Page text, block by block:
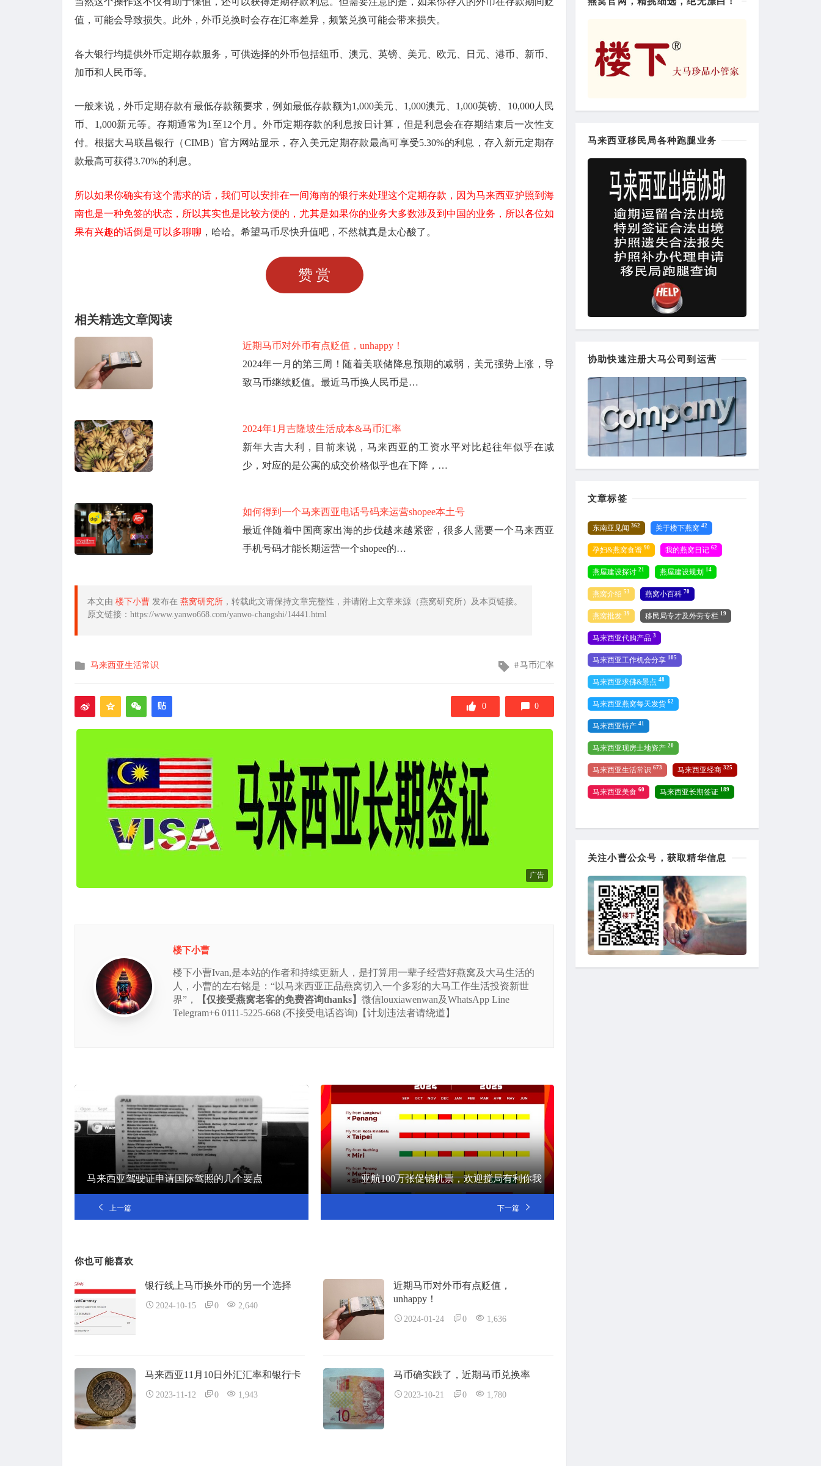
值，可能会导致损失。此外，外币兑换时会存在汇率差异，频繁兑换可能会带来损失。
各大银行均提供外币定期存款服务，可供选择的外币包括纽币、澳元、英镑、美元、欧元、日元、港币、新币、
加币和人民币等。
一般来说，外币定期存款有最低存款额要求，例如最低存款额为1,000美元、1,000澳元、1,000英镑、10,000人民
币、1,000新元等。存期通常为1至12个月。外币定期存款的利息按日计算，但是利息会在存期结束后一次性支
付。根据大马联昌银行（CIMB）官方网站显示，存入美元定期存款最高可享受5.30%的利息，存入新元定期存
款最高可获得3.70%的利息。
所以如果你确实有这个需求的话，我们可以安排在一间海南的银行来处理这个定期存款，因为马来西亚护照到海
南也是一种免签的状态，所以其实也是比较方便的，尤其是如果你的业务大多数涉及到中国的业务，所以各位如
果有兴趣的话倒是可以多聊聊 ，哈哈。希望马币尽快升值吧，不然就真是太心酸了。
赞赏
相关精选文章阅读
近期马币对外币有点贬值，unhappy！
2024年一月的第三周！随着美联储降息预期的减弱，美元强势上涨，导
致马币继续贬值。最近马币换人民币是…
2024年1月吉隆坡生活成本&马币汇率
新年大吉大利，目前来说，马来西亚的工资水平对比起往年似乎在减
少，对应的是公寓的成交价格似乎也在下降，…
如何得到一个马来西亚电话号码来运营shopee本土号
最近伴随着中国商家出海的步伐越来越紧密，很多人需要一个马来西亚
手机号码才能长期运营一个shopee的…
本文由 楼下小曹 发布在 燕窝研究所 ，转载此文请保持文章完整性，并请附上文章来源（燕窝研究所）及本页链接。
原文链接：https://www.yanwo668.com/yanwo-changshi/14441.html
发
马来西亚生活常识
文
签
马币汇率
0 0
广告
楼下小曹
楼下小曹Ivan,是本站的作者和持续更新人，是打算用一辈子经营好燕窝及大马生活的
人，小曹的左右铭是：“以马来西亚正品燕窝切入一个多彩的大马工作生活投资新世
界”，
【仅接受燕窝老客的免费咨询thanks】 微信louxiawenwan及WhatsApp Line
Telegram+6 0111-5225-668 (不接受电话咨询)【计划违法者请绕道】
马来西亚驾驶证申请国际驾照的几个要点
上一篇
亚航100万张促销机票，欢迎搅局有利你我
下一篇
你也可能喜欢
银行线上马币换外币的另一个选择
2024-10-15 0 2,640
近期马币对外币有点贬值，
unhappy！
2024-01-24 0 1,636
马来西亚11月10日外汇汇率和银行卡
2023-11-12 0 1,943
马币确实跌了，近期马币兑换率
2023-10-21 0 1,780
马来西亚移民局各种跑腿业务
协助快速注册大马公司到运营
文章标签
东南亚见闻 362 关于楼下燕窝 42
孕妇&燕窝食谱 90 我的燕窝日记 62
燕屋建设探讨 21 燕屋建设规划 14
燕窝介绍 53 燕窝小百科 70
燕窝批发 39 移民局专才及外劳专栏 19
马来西亚代购产品 3
马来西亚工作机会分享 105
马来西亚求佛&景点 48
马来西亚燕窝每天发货 62
马来西亚特产 41
马来西亚现房土地资产 20
马来西亚生活常识 673 马来西亚经商 325
马来西亚美食 60 马来西亚长期签证 189
关注小曹公众号，获取精华信息